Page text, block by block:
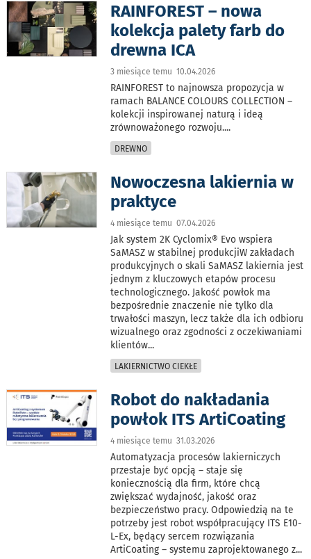
RAINFOREST – nowa
kolekcja palety farb do
drewna ICA
3 miesiące temu 10.04.2026
RAINFOREST to najnowsza propozycja w
ramach BALANCE COLOURS COLLECTION –
kolekcji inspirowanej naturą i ideą
zrównoważonego rozwoju....
DREWNO
Nowoczesna lakiernia w
praktyce
4 miesiące temu 07.04.2026
Jak system 2K Cyclomix® Evo wspiera
SaMASZ w stabilnej produkcjiW zakładach
produkcyjnych o skali SaMASZ lakiernia jest
jednym z kluczowych etapów procesu
technologicznego. Jakość powłok ma
bezpośrednie znaczenie nie tylko dla
trwałości maszyn, lecz także dla ich odbioru
wizualnego oraz zgodności z oczekiwaniami
klientów...
LAKIERNICTWO CIEKŁE
Robot do nakładania
powłok ITS ArtiCoating
4 miesiące temu 31.03.2026
Automatyzacja procesów lakierniczych
przestaje być opcją – staje się
koniecznością dla firm, które chcą
zwiększać wydajność, jakość oraz
bezpieczeństwo pracy. Odpowiedzią na te
potrzeby jest robot współpracujący ITS E10-
L-Ex, będący sercem rozwiązania
ArtiCoating – systemu zaprojektowanego z...